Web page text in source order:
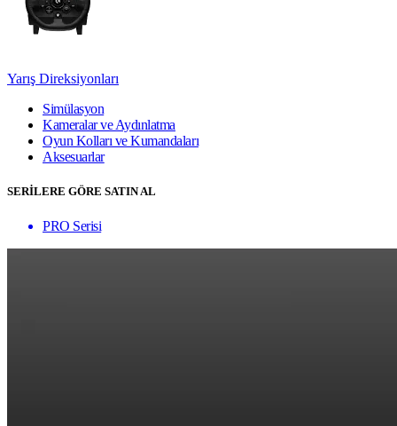
Yarış Direksiyonları
Simülasyon
Kameralar ve Aydınlatma
Oyun Kolları ve Kumandaları
Aksesuarlar
SERİLERE GÖRE SATIN AL
PRO Serisi